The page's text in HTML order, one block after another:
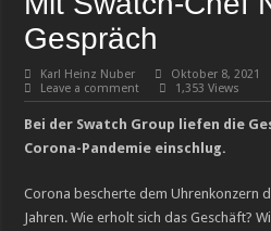
PERRELET X IFL WATCHES lancieren
TAG Heuer, Team Ikuzawa und Bamford
Luxusmarke Maserati in finanziellen
Gespräch
Karl Heinz Nuber Oktober 8, 2021
Leave a comment
1,353 Views
Bei der Swatch Group liefen die
Corona-Pandemie einschlug.
Corona bescherte dem Uhrenkonzern
Jahren. Wie erholt sich das Geschäft?